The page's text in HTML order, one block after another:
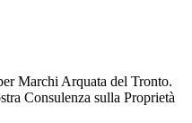
Marchi Arquata del Tronto.
Consulenza sulla Proprietà